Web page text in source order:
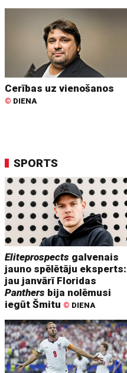
Cerības uz vienošanos
© DIENA
SPORTS
Eliteprospects galvenais
jauno spēlētāju eksperts:
jau janvārī Floridas
Panthers bija nolēmusi
iegūt Šmitu © DIENA